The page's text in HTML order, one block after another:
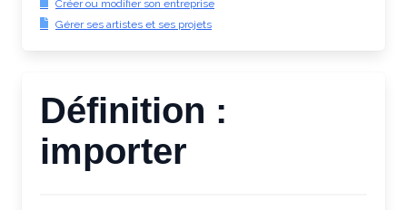
Créer ou modifier son entreprise
Gérer ses artistes et ses projets
Définition :
importer